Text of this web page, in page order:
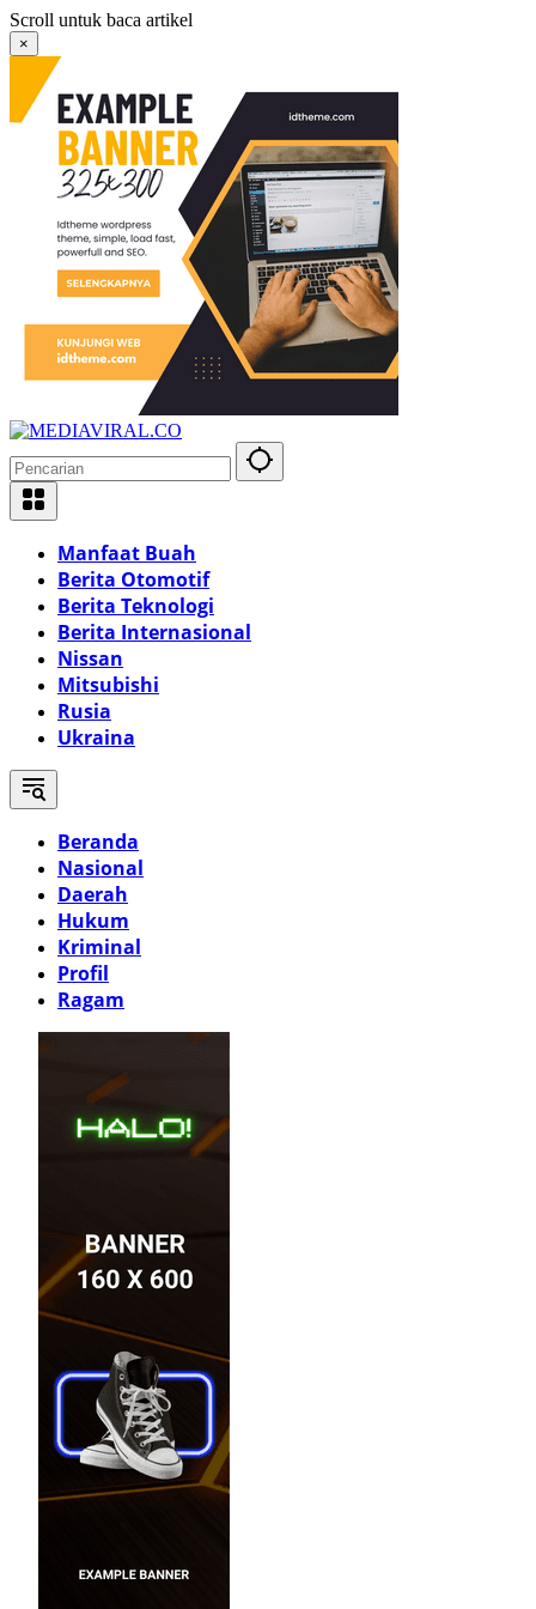
Langsung
ke
konten
Scroll untuk baca artikel
×
Manfaat Buah
Berita Otomotif
Berita Teknologi
Berita Internasional
Nissan
Mitsubishi
Rusia
Ukraina
Beranda
Nasional
Daerah
Hukum
Kriminal
Profil
Ragam